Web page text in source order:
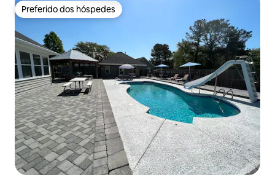
Preferido dos hóspedes
Preferido dos hóspedes